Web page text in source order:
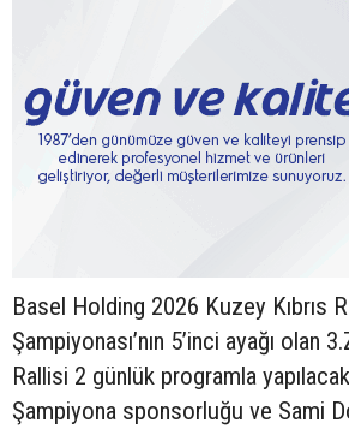
Basel Holding 2026 Kuzey Kıbrıs
Şampiyonası’nın 5’inci ayağı olan
Rallisi 2 günlük programla
Şampiyona sponsorluğu ve Sami